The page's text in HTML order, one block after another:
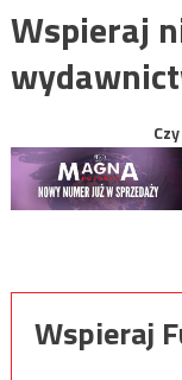
Wspieraj
Wspieraj